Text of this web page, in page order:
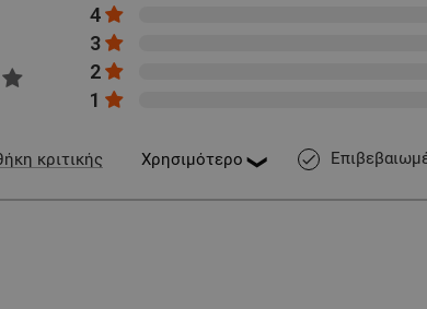
4
3
2
1
κριτικής done